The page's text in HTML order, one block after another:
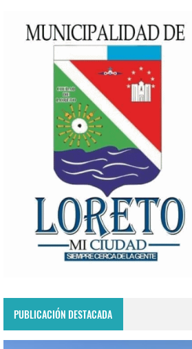
PUBLICACIÓN DESTACADA